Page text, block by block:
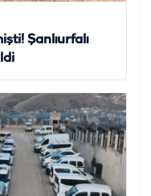
Şanlıurfalı